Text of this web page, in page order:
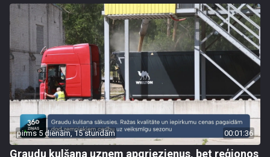
pirms 5 dienām, 15 stundām 00:01:36
Graudu kulšana uzņem apgriezienus, bet reģionos